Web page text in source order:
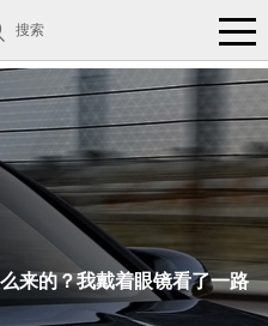
搜索
来的？我戴着眼镜看了一路